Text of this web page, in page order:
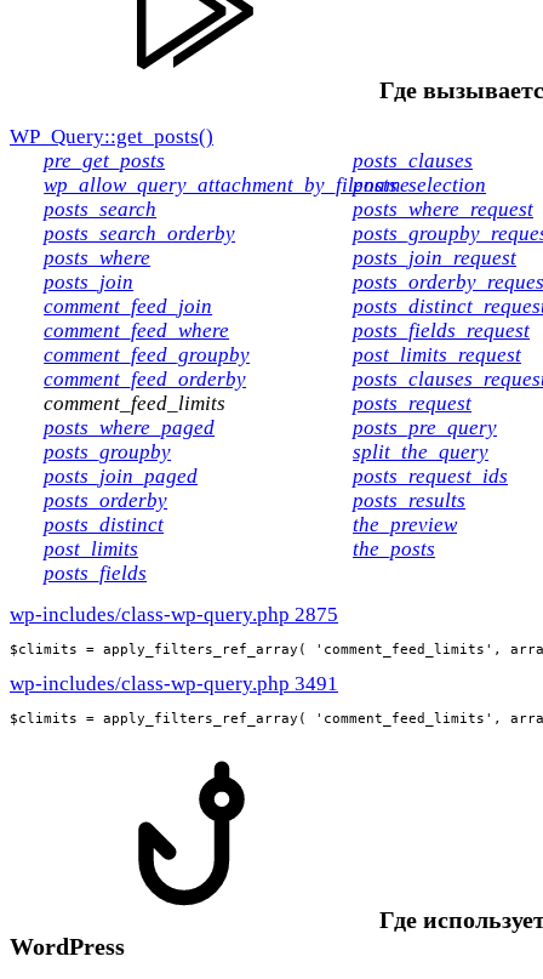
Где
WP_Query::get_posts()
pre_get_posts
wp_allow_query_attachment_by_filename
posts_search
posts_search_orderby
posts_where
posts_join
comment_feed_join
comment_feed_where
comment_feed_groupby
comment_feed_orderby
comment_feed_limits
posts_where_paged
posts_groupby
posts_join_paged
posts_orderby
posts_distinct
post_limits
posts_fields
posts_clauses
posts_selection
posts_where_request
posts_join_request
posts_fields_request
post_limits_request
posts_request
posts_pre_query
split_the_query
posts_request_ids
posts_results
the_preview
the_posts
wp-includes/class-wp-query.php 2875
$climits = apply_filters_ref_array( 'comment_feed_limits',
wp-includes/class-wp-query.php 3491
$climits = apply_filters_ref_array( 'comment_feed_limits',
Где
WordPress